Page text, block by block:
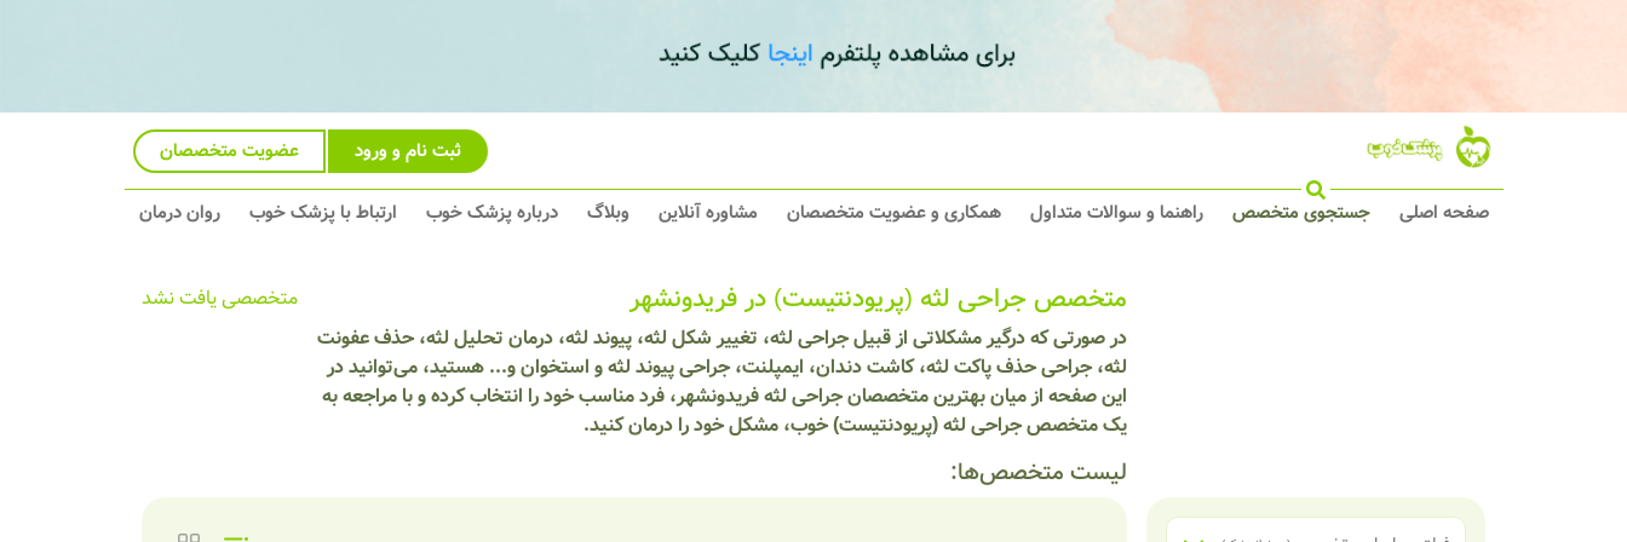
ثبت نام و ورود عضویت متخصصان
صفحه اصلی جستجوی متخصص راهنما و سوالات متداول همکاری و عضویت متخصصان مشاوره آنلاین وبلاگ درباره پزشک خوب ارتباط با پزشک خوب روان درمان
متخصص جراحی لثه (پریودنتیست) در فریدونشهر
در صورتی که درگیر مشکلاتی از قبیل جراحی لثه، تغییر شکل لثه، پیوند لثه، درمان تحلیل لثه، حذف عفونت
لثه، جراحی حذف پاکت لثه، کاشت دندان، ایمپلنت، جراحی پیوند لثه و استخوان و... هستید، می‌توانید در
این صفحه از میان بهترین متخصصان جراحی لثه فریدونشهر، فرد مناسب خود را انتخاب کرده و با مراجعه به
یک متخصص جراحی لثه (پریودنتیست) خوب، مشکل خود را درمان کنید.
لیست متخصص‌ها:
متخصصی یافت نشد